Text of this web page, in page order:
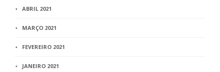
ABRIL 2021
MARÇO 2021
FEVEREIRO 2021
JANEIRO 2021